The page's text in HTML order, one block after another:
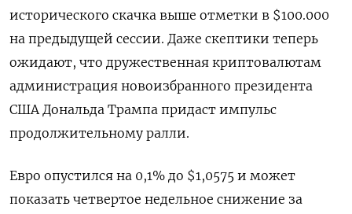
исторического скачка выше отметки в $100.000
на предыдущей сессии. Даже скептики теперь
ожидают, что дружественная криптовалютам
администрация новоизбранного президента
США Дональда Трампа придаст импульс
продолжительному ралли.
Евро опустился на 0,1% до $1,0575​ и может
показать четвертое недельное снижение за